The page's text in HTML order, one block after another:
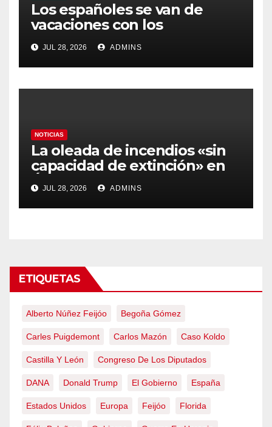
Los españoles se van de
vacaciones con los
carburantes hasta un 21%
más caros que el año pasado
y los hoteles disparados
JUL 28, 2026 ADMINS
NOTICIAS
La oleada de incendios «sin
capacidad de extinción» en
Ávila y al oeste de Madrid
obliga a declarar la
emergencia nacional
JUL 28, 2026 ADMINS
ETIQUETAS
Alberto Núñez Feijóo Begoña Gómez
Carles Puigdemont Carlos Mazón Caso Koldo
Castilla Y León Congreso De Los Diputados
DANA Donald Trump El Gobierno España
Estados Unidos Europa Feijóo Florida